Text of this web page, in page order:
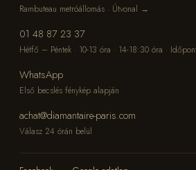
Rambuteau metróállomás · Útvonal →
01 48 87 23 37
Hétfő – Péntek · 10-13 óra · 14-18:30 óra ·
WhatsApp
Első becslés fénykép alapján
achat@diamantaire-paris.com
Válasz 24 órán belül